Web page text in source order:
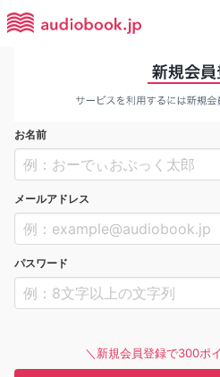
お名前
メールアドレス
パスワード
＼新規会員登録で300ポ